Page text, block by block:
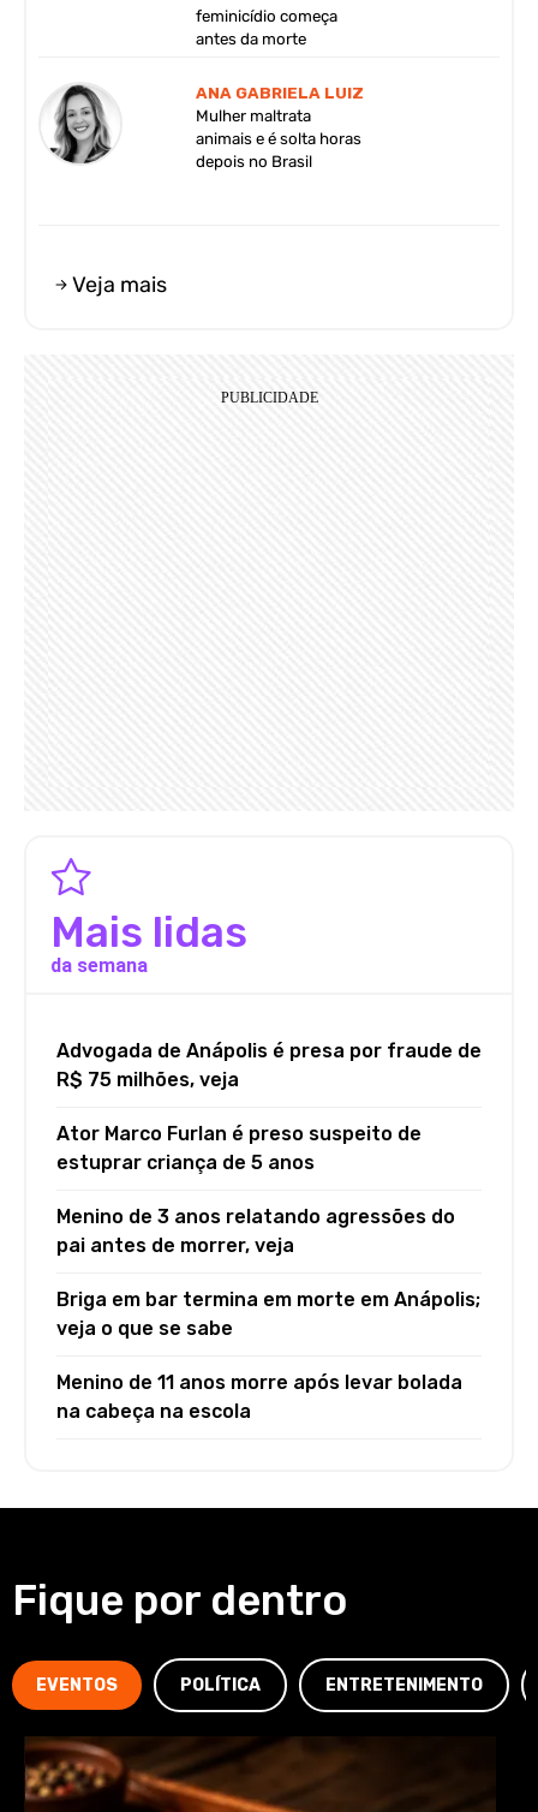
feminicídio começa
antes da morte
ANA GABRIELA LUIZ
Mulher maltrata
animais e é solta horas
depois no Brasil
Veja mais
Mais lidas
da semana
Advogada de Anápolis é presa por fraude de
R$ 75 milhões, veja
Ator Marco Furlan é preso suspeito de
estuprar criança de 5 anos
Menino de 3 anos relatando agressões do
pai antes de morrer, veja
Briga em bar termina em morte em Anápolis;
veja o que se sabe
Menino de 11 anos morre após levar bolada
na cabeça na escola
Fique por dentro
EVENTOS POLÍTICA ENTRETENIMENTO